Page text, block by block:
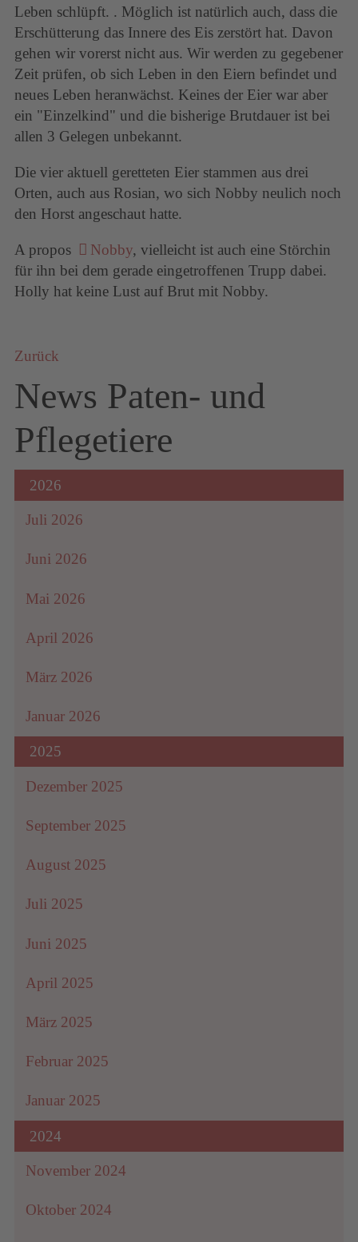
Leben schlüpft. . Möglich ist natürlich auch, dass die
Erschütterung das Innere des Eis zerstört hat. Davon
gehen wir vorerst nicht aus. Wir werden zu gegebener
Zeit prüfen, ob sich Leben in den Eiern befindet und
neues Leben heranwächst. Keines der Eier war aber
ein "Einzelkind" und die bisherige Brutdauer ist bei
allen 3 Gelegen unbekannt.
Die vier aktuell geretteten Eier stammen aus drei
Orten, auch aus Rosian, wo sich Nobby neulich noch
den Horst angeschaut hatte.
A propos Nobby, vielleicht ist auch eine Störchin
für ihn bei dem gerade eingetroffenen Trupp dabei.
Holly hat keine Lust auf Brut mit Nobby.
Zurück
News Paten- und
Pflegetiere
2026
Juli 2026
Juni 2026
Mai 2026
April 2026
März 2026
Januar 2026
2025
Dezember 2025
September 2025
August 2025
Juli 2025
Juni 2025
April 2025
März 2025
Februar 2025
Januar 2025
2024
November 2024
Oktober 2024